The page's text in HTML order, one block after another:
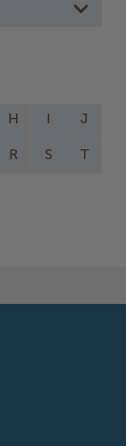
H I J
R S